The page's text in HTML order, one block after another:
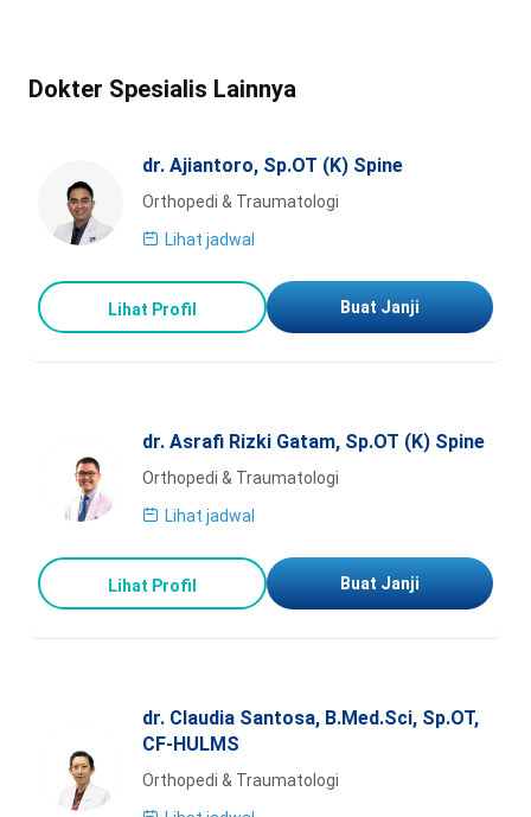
Dokter Spesialis Lainnya
dr. Ajiantoro, Sp.OT (K) Spine
Orthopedi & Traumatologi
Lihat jadwal
Lihat Profil Buat Janji
dr. Asrafi Rizki Gatam, Sp.OT (K) Spine
Orthopedi & Traumatologi
Lihat jadwal
Lihat Profil Buat Janji
dr. Claudia Santosa, B.Med.Sci, Sp.OT,
CF-HULMS
Orthopedi & Traumatologi